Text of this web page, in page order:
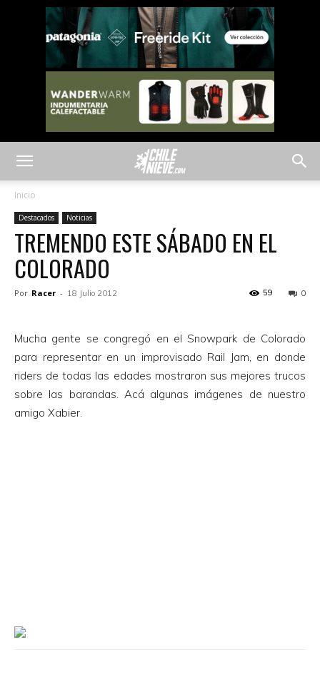
Inicio
Destacados Noticias
TREMENDO ESTE SÁBADO EN EL
COLORADO
Por Racer - 18 Julio 2012 0
59
Mucha gente se congregó en el Snowpark de Colorado
para representar en un improvisado Rail Jam, en donde
riders de todas las edades mostraron sus mejores trucos
sobre las barandas. Acá algunas imágenes de nuestro
amigo Xabier.